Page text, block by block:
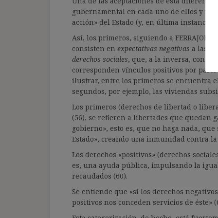
gubernamental en cada uno de ellos y
acción» del Estado (y, en última instancia,
Así, los primeros, siguiendo a FERRAJOLI
consisten en expectativas negativas a las
derechos sociales, que, a la inversa,
corresponden vínculos positivos por parte
ilustrar, entre los primeros se encuentra
segundos, por ejemplo, las viviendas
Los primeros (derechos de libertad o
(56), se refieren a libertades que quedan
gobierno», esto es, que no haga nada,
Estado», creando una inmunidad contra
Los derechos «positivos» (derechos
es, una ayuda pública, impulsando la
recaudados (60).
Se entiende que «si los derechos
positivos nos conceden servicios de éste»